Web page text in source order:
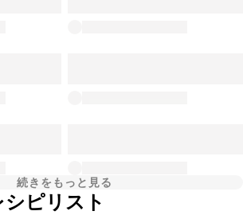
続きをもっと見る
ピリスト